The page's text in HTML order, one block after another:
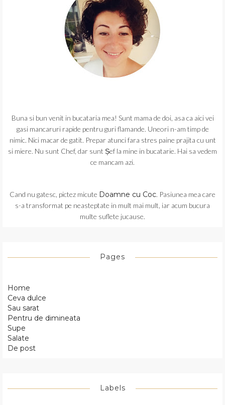
Buna si bun venit in bucataria mea! Sunt mama de doi, asa ca aici vei
gasi mancaruri rapide pentru guri flamande. Uneori n-am timp de
nimic. Nici macar de gatit. Prepar atunci fara stres paine prajita cu unt
si miere. Nu sunt Chef, dar sunt Șef la mine in bucatarie. Hai sa vedem
ce mancam azi.
Cand nu gatesc, pictez micute Doamne cu Coc. Pasiunea mea care
s-a transformat pe neasteptate in mult mai mult, iar acum bucura
multe suflete jucause.
Pages
Home
Ceva dulce
Sau sarat
Pentru de dimineata
Supe
Salate
De post
Labels